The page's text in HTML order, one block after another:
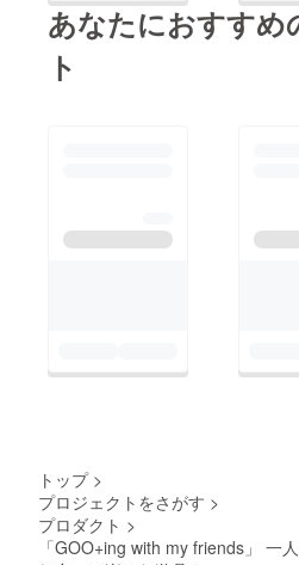
あなたにおすすめ
ト
トップ >
プロジェクトをさがす >
プロダクト >
「GOO+ing with my friends」 一